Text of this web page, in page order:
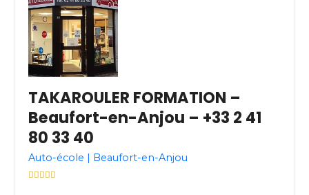
TAKAROULER FORMATION –
Beaufort-en-Anjou – +33 2 41
80 33 40
Auto-école | Beaufort-en-Anjou